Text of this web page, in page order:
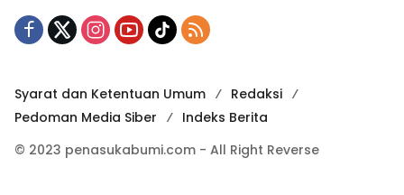
Syarat dan Ketentuan Umum
Redaksi
Pedoman Media Siber
Indeks Berita
© 2023 penasukabumi.com - All Right Reverse